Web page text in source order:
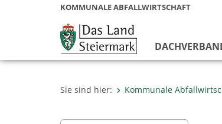
KOMMUNALE ABFALLWIRTSCHAFT
Sie sind hier: Kommunale